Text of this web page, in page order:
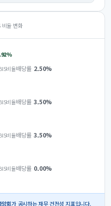
비율 변화
%
비율배당률 2.50%
비율배당률 3.50%
비율배당률 3.50%
비율배당률 0.00%
앙회가 공시하는 재무 건전성 지표입니다.